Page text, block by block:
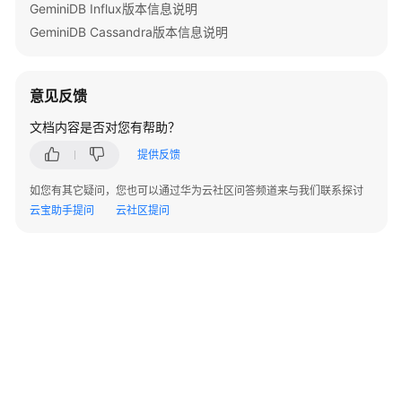
GeminiDB Influx版本信息说明
GeminiDB Cassandra版本信息说明
意见反馈
文档内容是否对您有帮助？
提供反馈
如您有其它疑问，您也可以通过华为云社区问答频道来与我们联系探讨
云宝助手提问
云社区提问